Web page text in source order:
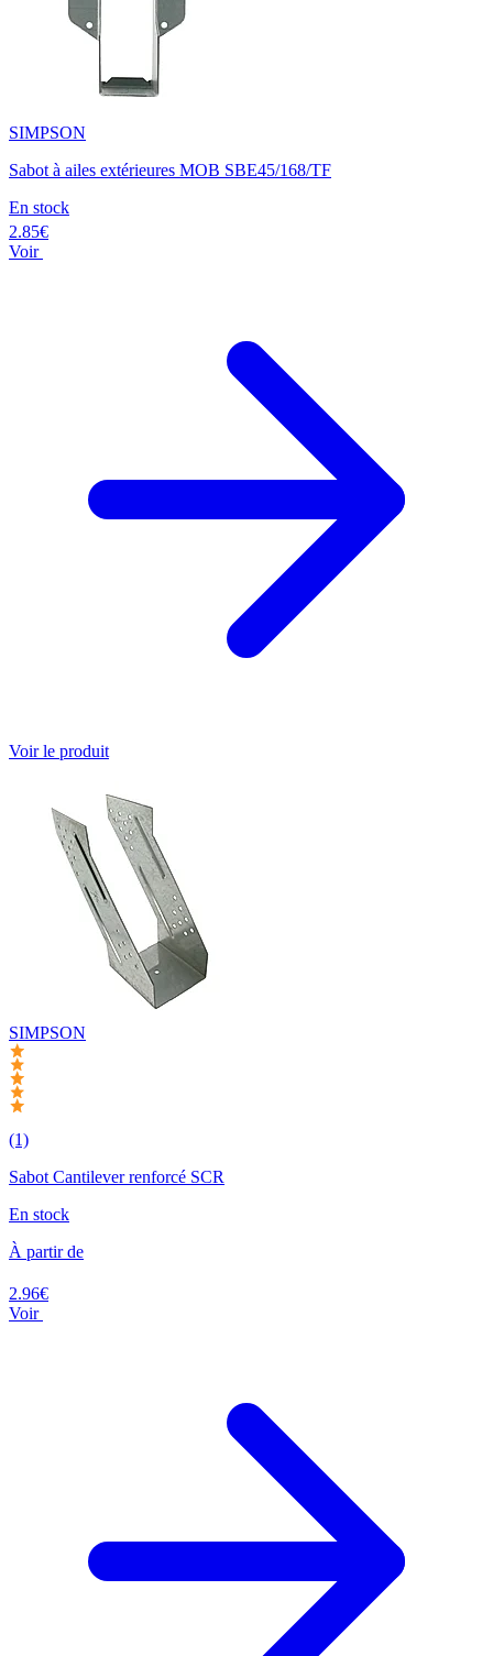
SIMPSON
Sabot à ailes extérieures MOB SBE45/168/TF
En stock
2.85€
Voir
Voir le produit
SIMPSON
(1)
Sabot Cantilever renforcé SCR
En stock
À partir de
2.96€
Voir